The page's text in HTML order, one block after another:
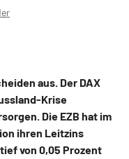
aus. Der DAX
Krise
Die EZB hat im
ihren Leitzins
von 0,05 Prozent